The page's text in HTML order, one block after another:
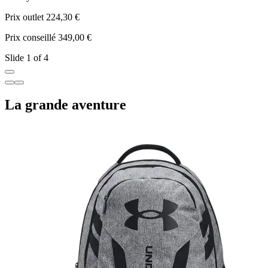
Prix outlet 224,30 €
Prix conseillé 349,00 €
Slide 1 of 4
La grande aventure